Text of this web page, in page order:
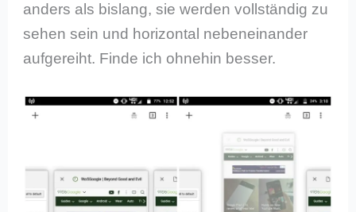
anders als bislang, sie werden vollständig zu
sehen sein und horizontal nebeneinander
aufgereiht. Finde ich ohnehin besser.